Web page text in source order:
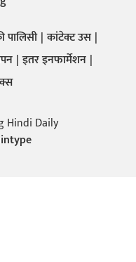
पालिसी कांटेक्ट उस
इतर इनफार्मेशन
Hindi Daily